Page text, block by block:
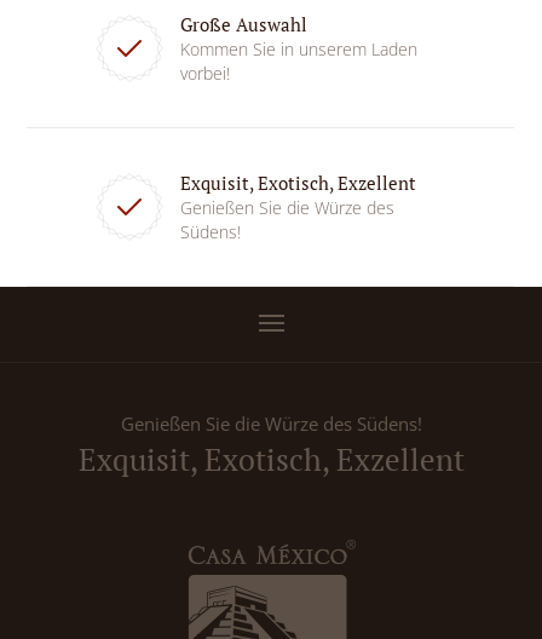
Große Auswahl
Kommen Sie in unserem Laden
vorbei!
Exquisit, Exotisch, Exzellent
Genießen Sie die Würze des
Südens!
Genießen Sie die Würze des Südens!
Exquisit, Exotisch, Exzellent